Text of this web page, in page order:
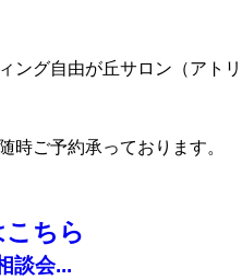
自由が丘サロン（アトリ
ご予約承っております。
ちら
談会...